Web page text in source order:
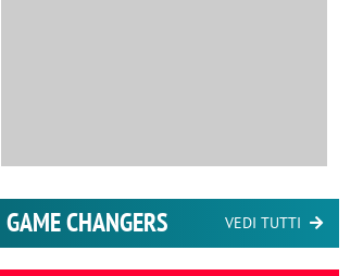
GAME CHANGERS VEDI TUTTI